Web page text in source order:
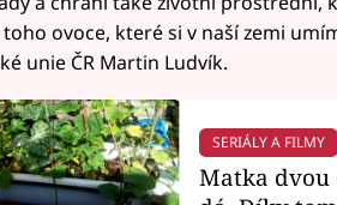
ovoce, které si v naší zemi
unie ČR Martin Ludvík.
SERIÁLY A FILMY
Matka dvou